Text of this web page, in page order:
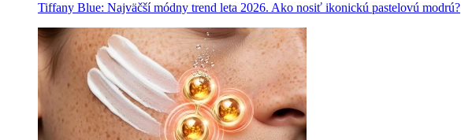
Tiffany Blue: Najväčší módny trend leta 2026. Ako nosiť ikonickú pastelovú modrú?